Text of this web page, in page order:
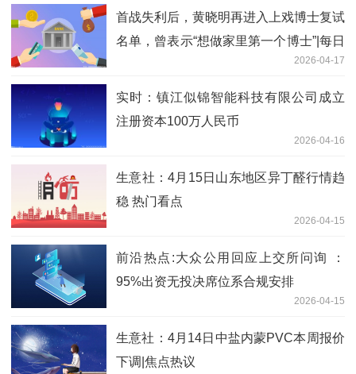
首战失利后，黄晓明再进入上戏博士复试
名单，曾表示“想做家里第一个博士”|每日
2026-04-17
实时：镇江似锦智能科技有限公司成立
注册资本100万人民币
2026-04-16
生意社：4月15日山东地区异丁醛行情趋
稳 热门看点
2026-04-15
前沿热点:大众公用回应上交所问询 ：
95%出资无投决席位系合规安排
2026-04-15
生意社：4月14日中盐内蒙PVC本周报价
下调|焦点热议